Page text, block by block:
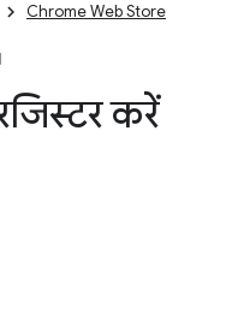
Chrome Web Store
करें